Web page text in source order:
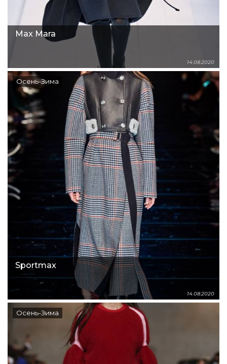
Max Mara
14.08.2020
Осень-Зима
Sportmax
14.08.2020
Осень-Зима